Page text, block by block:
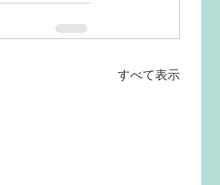
すべて表示